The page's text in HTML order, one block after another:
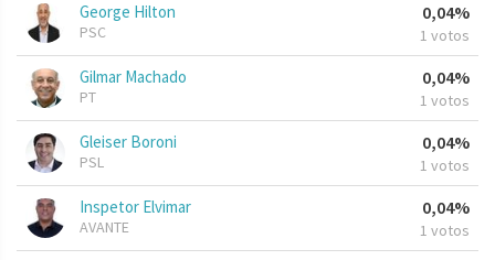
George Hilton
PSC
0,04%
1 votos
Gilmar Machado
PT
0,04%
1 votos
Gleiser Boroni
PSL
0,04%
1 votos
Inspetor Elvimar
AVANTE
0,04%
1 votos